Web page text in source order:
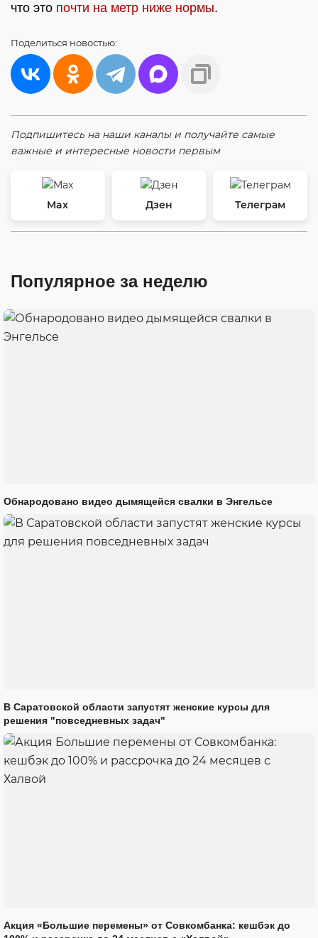
что это почти на метр ниже нормы.
Поделиться новостью:
Подпишитесь на наши каналы и получайте самые
важные и интересные новости первым
Max Дзен Телеграм
Популярное за неделю
Обнародовано видео дымящейся свалки в Энгельсе
В Саратовской области запустят женские курсы для
решения "повседневных задач"
Акция «Большие перемены» от Совкомбанка: кешбэк до